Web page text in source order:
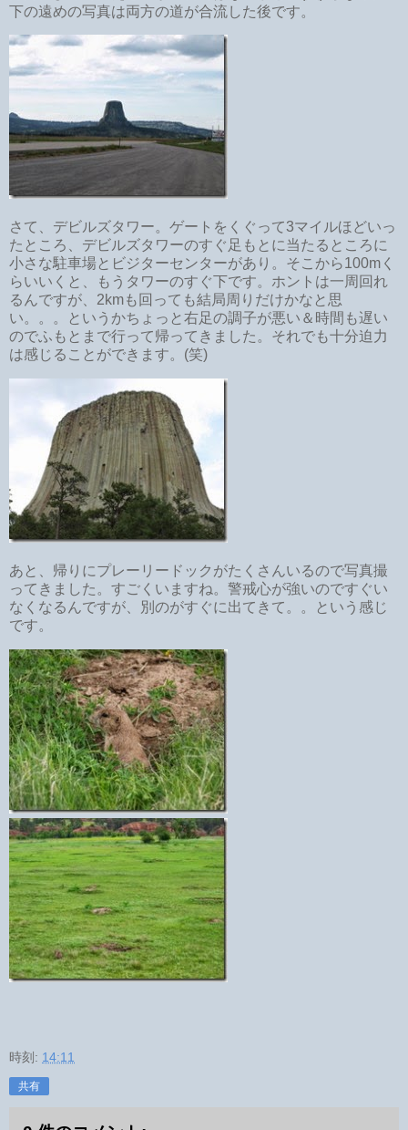
下の遠めの写真は両方の道が合流した後です。
さて、デビルズタワー。ゲートをくぐって3マイルほどいっ
たところ、デビルズタワーのすぐ足もとに当たるところに
小さな駐車場とビジターセンターがあり。そこから100mく
らいいくと、もうタワーのすぐ下です。ホントは一周回れ
るんですが、2kmも回っても結局周りだけかなと思
い。。。というかちょっと右足の調子が悪い＆時間も遅い
のでふもとまで行って帰ってきました。それでも十分迫力
は感じることができます。(笑)
あと、帰りにプレーリードックがたくさんいるので写真撮
ってきました。すごくいますね。警戒心が強いのですぐい
なくなるんですが、別のがすぐに出てきて。。という感じ
です。
時刻: 14:11
共有